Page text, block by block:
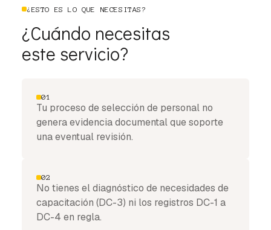
¿ESTO ES LO QUE NECESITAS?
¿Cuándo necesitas
este servicio?
01
Tu proceso de selección de personal no
genera evidencia documental que soporte
una eventual revisión.
02
No tienes el diagnóstico de necesidades de
capacitación (DC-3) ni los registros DC-1 a
DC-4 en regla.